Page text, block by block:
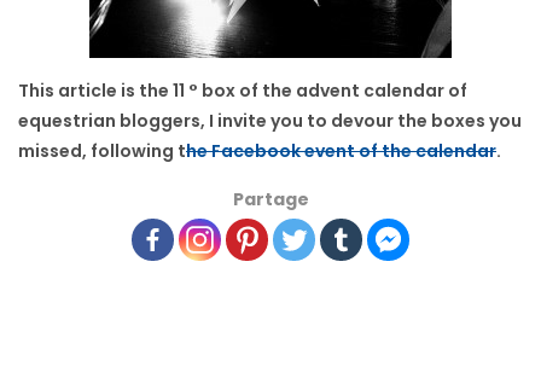
This article is the 11 ° box of the advent calendar of
equestrian bloggers, I invite you to devour the boxes you
missed, following the Facebook event of the calendar.
Partage